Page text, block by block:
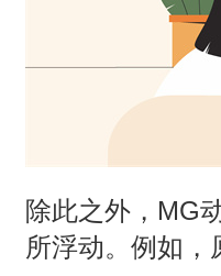
除此之外，MG
所浮动。例如，